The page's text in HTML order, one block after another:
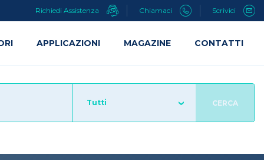
Tutti CERCA
Richiedi Assistenza Chiamaci Scrivici
APPLICAZIONI MAGAZINE CONTATTI